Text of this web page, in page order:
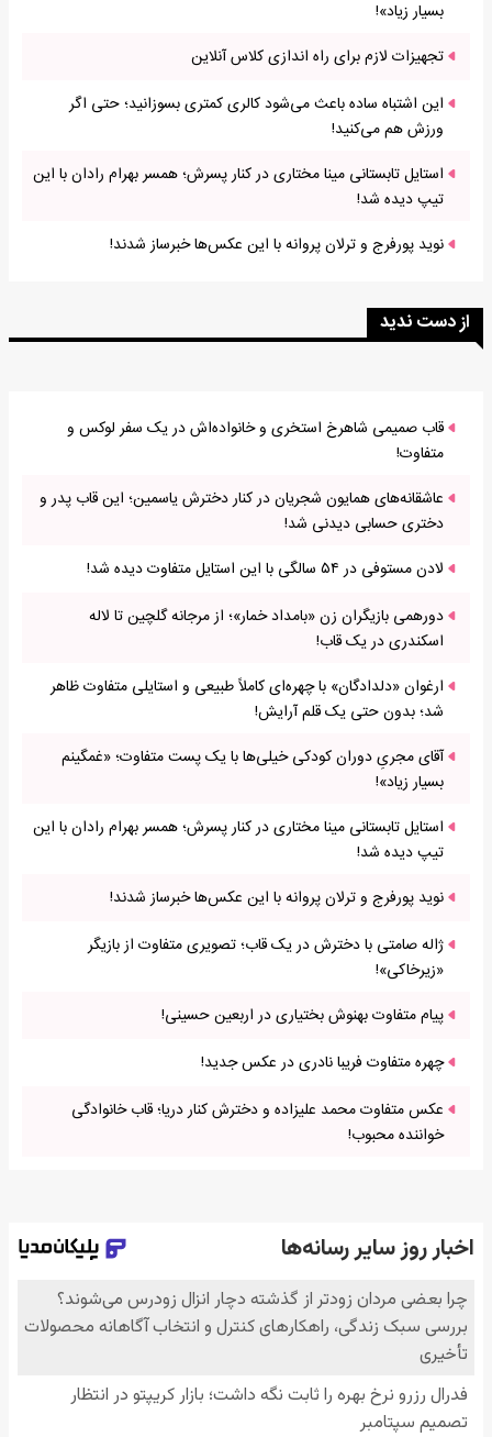
بسیار زیاد»!
تجهیزات لازم برای راه اندازی کلاس آنلاین
این اشتباه ساده باعث می‌شود کالری کمتری بسوزانید؛ حتی اگر
ورزش هم می‌کنید!
استایل تابستانی مینا مختاری در کنار پسرش؛ همسر بهرام رادان با این
تیپ دیده شد!
نوید پورفرج و ترلان پروانه با این عکس‌ها خبرساز شدند!
از دست ندید
قاب صمیمی شاهرخ استخری و خانواده‌اش در یک سفر لوکس و
متفاوت!
عاشقانه‌های همایون شجریان در کنار دخترش یاسمین؛ این قاب پدر و
دختری حسابی دیدنی شد!
لادن مستوفی در ۵۴ سالگی با این استایل متفاوت دیده شد!
دورهمی بازیگران زن «بامداد خمار»؛ از مرجانه گلچین تا لاله
اسکندری در یک قاب!
ارغوان «دلدادگان» با چهره‌ای کاملاً طبیعی و استایلی متفاوت ظاهر
شد؛ بدون حتی یک قلم آرایش!
آقای مجریِ دوران کودکی خیلی‌ها با یک پست متفاوت؛ «غمگینم
بسیار زیاد»!
استایل تابستانی مینا مختاری در کنار پسرش؛ همسر بهرام رادان با این
تیپ دیده شد!
نوید پورفرج و ترلان پروانه با این عکس‌ها خبرساز شدند!
ژاله صامتی با دخترش در یک قاب؛ تصویری متفاوت از بازیگر
«زیرخاکی»!
پیام متفاوت بهنوش بختیاری در اربعین حسینی!
چهره متفاوت فریبا نادری در عکس جدید!
عکس متفاوت محمد علیزاده و دخترش کنار دریا؛ قاب خانوادگی
خواننده محبوب!